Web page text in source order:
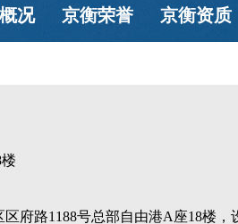
况 京衡荣誉 京衡资质
府路1188号总部自由港A座18楼，